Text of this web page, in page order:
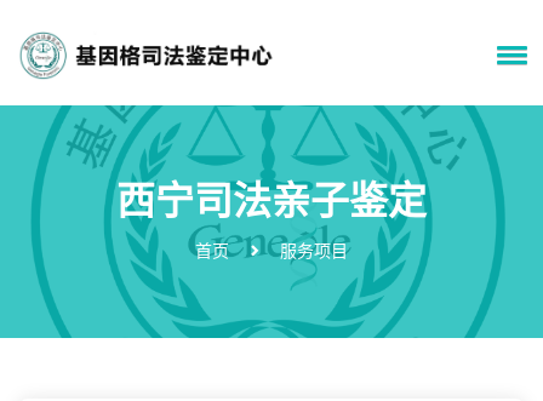
西宁司法亲子鉴定
首页 服务项目